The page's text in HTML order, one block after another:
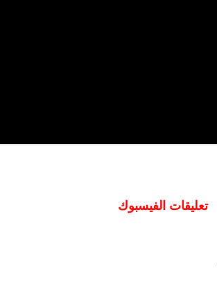
تعليقات الفيسبوك